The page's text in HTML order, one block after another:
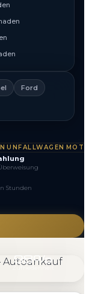
Ford
·
Stunden
98%
Zufriedenheit